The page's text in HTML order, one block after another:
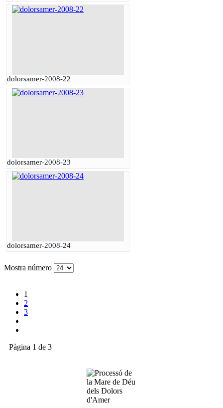
dolorsamer-2008-22
dolorsamer-2008-23
dolorsamer-2008-24
Mostra número
1
2
3
Pàgina 1 de 3